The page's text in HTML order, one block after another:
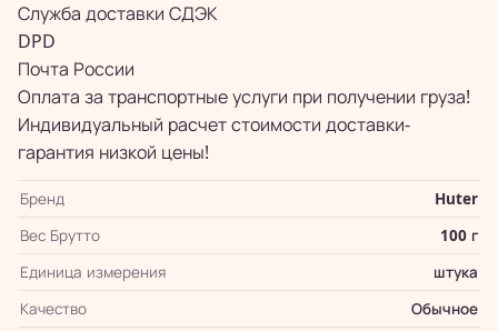
Служба доставки СДЭК
DPD
Почта России
Оплата за транспортные услуги при получении груза!
Индивидуальный расчет стоимости доставки-
гарантия низкой цены!
Бренд
Huter
Вес Брутто
100 г
Единица измерения
штука
Качество
Обычное